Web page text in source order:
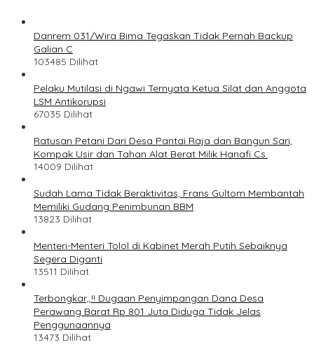
Danrem 031/Wira Bima Tegaskan Tidak Pernah Backup
Galian C
103485 Dilihat
Pelaku Mutilasi di Ngawi Ternyata Ketua Silat dan Anggota
LSM Antikorupsi
67035 Dilihat
Ratusan Petani Dari Desa Pantai Raja dan Bangun Sari,
Kompak Usir dan Tahan Alat Berat Milik Hanafi Cs.
14009 Dilihat
Sudah Lama Tidak Beraktivitas, Frans Gultom Membantah
Memiliki Gudang Penimbunan BBM
13823 Dilihat
Menteri-Menteri Tolol di Kabinet Merah Putih Sebaiknya
Segera Diganti
13511 Dilihat
Terbongkar,,!! Dugaan Penyimpangan Dana Desa
Perawang Barat Rp 801 Juta Diduga Tidak Jelas
Penggunaannya
13473 Dilihat